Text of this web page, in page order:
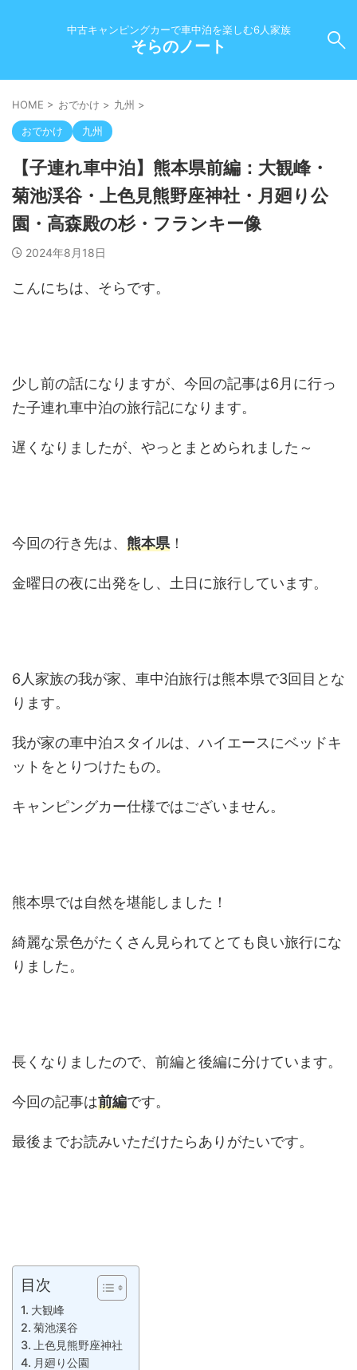
中古キャンピングカーで車中泊を楽しむ6人家族
そらのノート
HOME > おでかけ > 九州 >
おでかけ 九州
【子連れ車中泊】熊本県前編：大観峰・
菊池渓谷・上色見熊野座神社・月廻り公
園・高森殿の杉・フランキー像
2024年8月18日
こんにちは、そらです。
少し前の話になりますが、今回の記事は6月に行っ
た子連れ車中泊の旅行記になります。
遅くなりましたが、やっとまとめられました～
今回の行き先は、 熊本県 ！
金曜日の夜に出発をし、土日に旅行しています。
6人家族の我が家、車中泊旅行は熊本県で3回目とな
ります。
我が家の車中泊スタイルは、ハイエースにベッドキ
ットをとりつけたもの。
キャンピングカー仕様ではございません。
熊本県では自然を堪能しました！
綺麗な景色がたくさん見られてとても良い旅行にな
りました。
長くなりましたので、前編と後編に分けています。
今回の記事は前編です。
最後までお読みいただけたらありがたいです。
目次
大観峰
菊池溪谷
上色見熊野座神社
月廻り公園